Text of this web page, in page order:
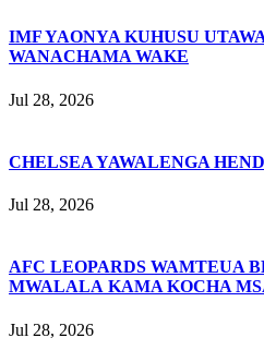
IMF YAONYA KUHUSU
WANACHAMA WAKE
Jul 28, 2026
CHELSEA YAWALENGA
Jul 28, 2026
AFC LEOPARDS WAMTEUA
MWALALA KAMA KOCHA
Jul 28, 2026